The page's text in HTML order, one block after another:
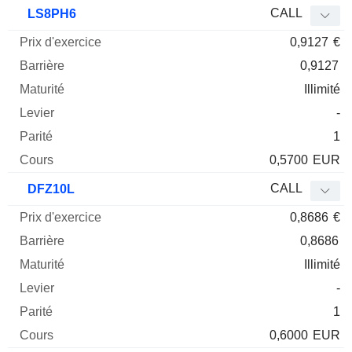
LS8PH6 CALL
0,9127 €
0,9127
Illimité
-
1
0,5700 EUR
DFZ10L CALL
0,8686 €
0,8686
Illimité
-
1
0,6000 EUR